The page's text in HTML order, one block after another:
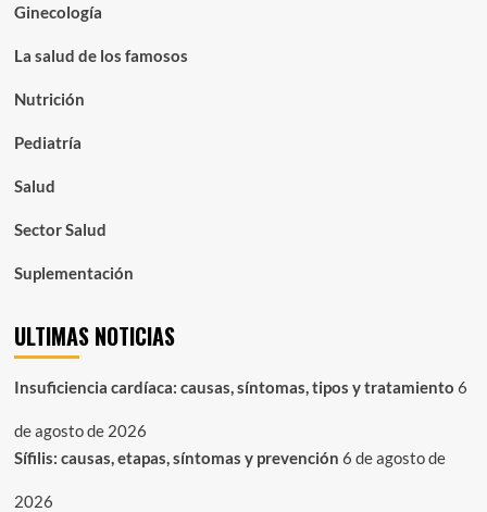
Ginecología
La salud de los famosos
Nutrición
Pediatría
Salud
Sector Salud
Suplementación
ULTIMAS NOTICIAS
Insuficiencia cardíaca: causas, síntomas, tipos y tratamiento 6
de agosto de 2026
Sífilis: causas, etapas, síntomas y prevención 6 de agosto de
2026